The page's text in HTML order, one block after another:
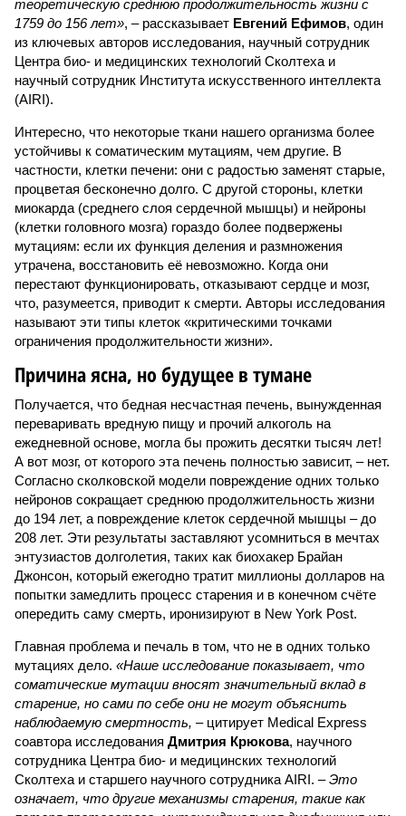
теоретическую среднюю продолжительность жизни с
1759 до 156 лет», – рассказывает Евгений Ефимов, один
из ключевых авторов исследования, научный сотрудник
Центра био- и медицинских технологий Сколтеха и
научный сотрудник Института искусственного интеллекта
(AIRI).
Интересно, что некоторые ткани нашего организма более
устойчивы к соматическим мутациям, чем другие. В
частности, клетки печени: они с радостью заменят старые,
процветая бесконечно долго. С другой стороны, клетки
миокарда (среднего слоя сердечной мышцы) и нейроны
(клетки головного мозга) гораздо более подвержены
мутациям: если их функция деления и размножения
утрачена, восстановить её невозможно. Когда они
перестают функционировать, отказывают сердце и мозг,
что, разумеется, приводит к смерти. Авторы исследования
называют эти типы клеток «критическими точками
ограничения продолжительности жизни».
Причина ясна, но будущее в тумане
Получается, что бедная несчастная печень, вынужденная
переваривать вредную пищу и прочий алкоголь на
ежедневной основе, могла бы прожить десятки тысяч лет!
А вот мозг, от которого эта печень полностью зависит, – нет.
Согласно сколковской модели повреждение одних только
нейронов сокращает среднюю продолжительность жизни
до 194 лет, а повреждение клеток сердечной мышцы – до
208 лет. Эти результаты заставляют усомниться в мечтах
энтузиастов долголетия, таких как биохакер Брайан
Джонсон, который ежегодно тратит миллионы долларов на
попытки замедлить процесс старения и в конечном счёте
опередить саму смерть, иронизируют в New York Post.
Главная проблема и печаль в том, что не в одних только
мутациях дело. «Наше исследование показывает, что
соматические мутации вносят значительный вклад в
старение, но сами по себе они не могут объяснить
наблюдаемую смертность, –цитирует Medical Express
соавтора исследования Дмитрия Крюкова, научного
сотрудника Центра био- и медицинских технологий
Сколтеха и старшего научного сотрудника AIRI. –Это
означает, что другие механизмы старения, такие как